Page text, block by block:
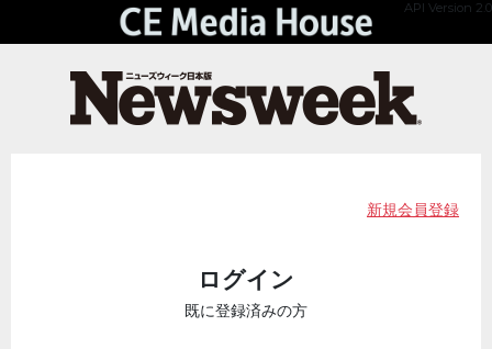
API Version 2.0
新規会員登録
ログイン
既に登録済みの方